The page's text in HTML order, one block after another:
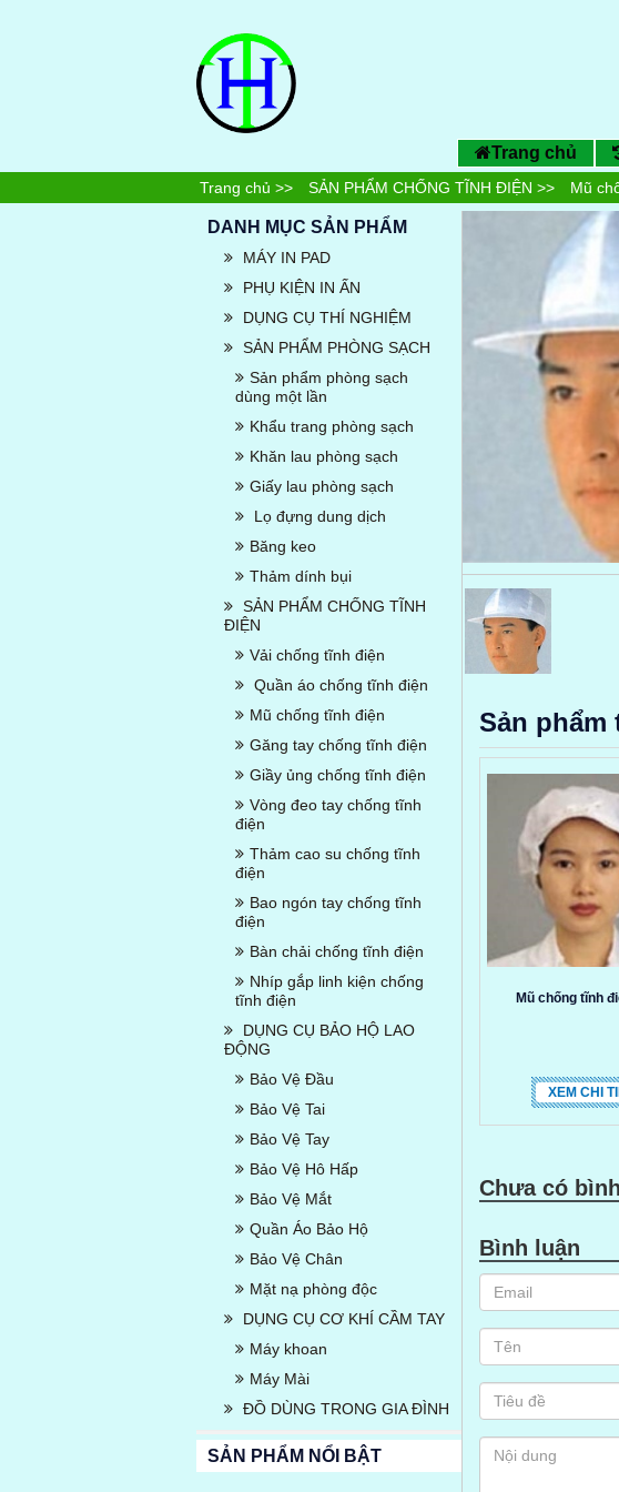
Trang chủ >> SẢN PHẨM CHỐNG TĨNH ĐIỆN >> Mũ
Trang chủ
DANH MỤC SẢN PHẨM
MÁY IN PAD
PHỤ KIỆN IN ẤN
DỤNG CỤ THÍ NGHIỆM
SẢN PHẨM PHÒNG SẠCH
Sản phẩm phòng sạch
dùng một lần
Khẩu trang phòng sạch
Khăn lau phòng sạch
Giấy lau phòng sạch
Lọ đựng dung dịch
Băng keo
Thảm dính bụi
SẢN PHẨM CHỐNG TĨNH
ĐIỆN
Vải chống tĩnh điện
Quần áo chống tĩnh điện
Mũ chống tĩnh điện
Găng tay chống tĩnh điện
Giầy ủng chống tĩnh điện
Vòng đeo tay chống tĩnh
điện
Thảm cao su chống tĩnh
điện
Bao ngón tay chống tĩnh
điện
Bàn chải chống tĩnh điện
Nhíp gắp linh kiện chống
tĩnh điện
DỤNG CỤ BẢO HỘ LAO
ĐỘNG
Bảo Vệ Đầu
Bảo Vệ Tai
Bảo Vệ Tay
Bảo Vệ Hô Hấp
Bảo Vệ Mắt
Quần Áo Bảo Hộ
Bảo Vệ Chân
Mặt nạ phòng độc
DỤNG CỤ CƠ KHÍ CẦM TAY
Máy khoan
Máy Mài
ĐỒ DÙNG TRONG GIA ĐÌNH
SẢN PHẨM NỔI BẬT
Sản
Mũ chống tĩnh
XEM CHI
Chưa có
Bình luận